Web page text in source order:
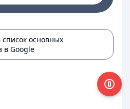
основных
в Google